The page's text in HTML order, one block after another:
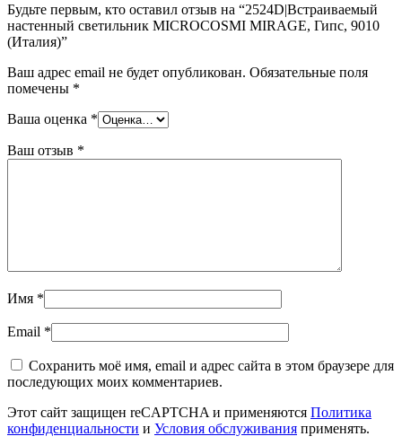
Будьте первым, кто оставил отзыв на “2524D|Встраиваемый
настенный светильник MICROCOSMI MIRAGE, Гипс, 9010
(Италия)”
Ваш адрес email не будет опубликован. Обязательные поля
помечены *
Ваша оценка *
Ваш отзыв *
Имя *
Email *
Сохранить моё имя, email и адрес сайта в этом браузере для
последующих моих комментариев.
Этот сайт защищен reCAPTCHA и применяются Политика
конфиденциальности и Условия обслуживания применять.